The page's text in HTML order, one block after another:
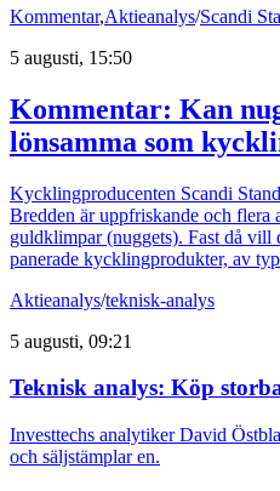
Kommentar,Aktieanalys/Scandi
5 augusti, 15:50
Kommentar: Kan
lönsamma som
Kycklingproducenten Scandi
Bredden är uppfriskande och flera
guldklimpar (nuggets). Fast då vill
panerade kycklingprodukter, av
Aktieanalys/teknisk-analys
5 augusti, 09:21
Teknisk analys: Köp
Investtechs analytiker David
och säljstämplar en.